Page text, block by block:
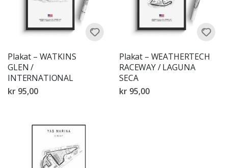
Plakat – WATKINS
GLEN /
INTERNATIONAL
kr 95,00
Plakat – WEATHERTECH
RACEWAY / LAGUNA
SECA
kr 95,00